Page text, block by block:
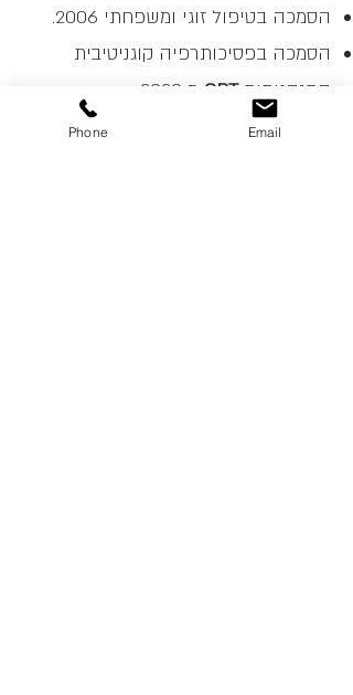
הסמכה בטיפול זוגי ומשפחתי 2006.
הסמכה בפסיכותרפיה קוגניטיבית
התנהגותיתCBT מ 2020.
הכשרה כמגשרת - קבוצת גבים 2015.Phone Email